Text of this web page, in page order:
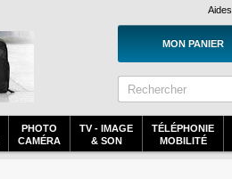
Aides
MON PANIER
PHOTO
CAMÉRA
TV - IMAGE
& SON
TÉLÉPHONIE
MOBILITÉ